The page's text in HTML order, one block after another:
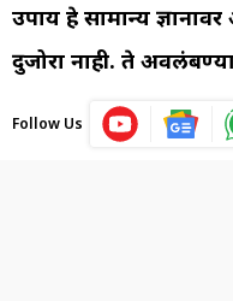
उपाय हे सामान्य
दुजोरा नाही. ते
Follow Us